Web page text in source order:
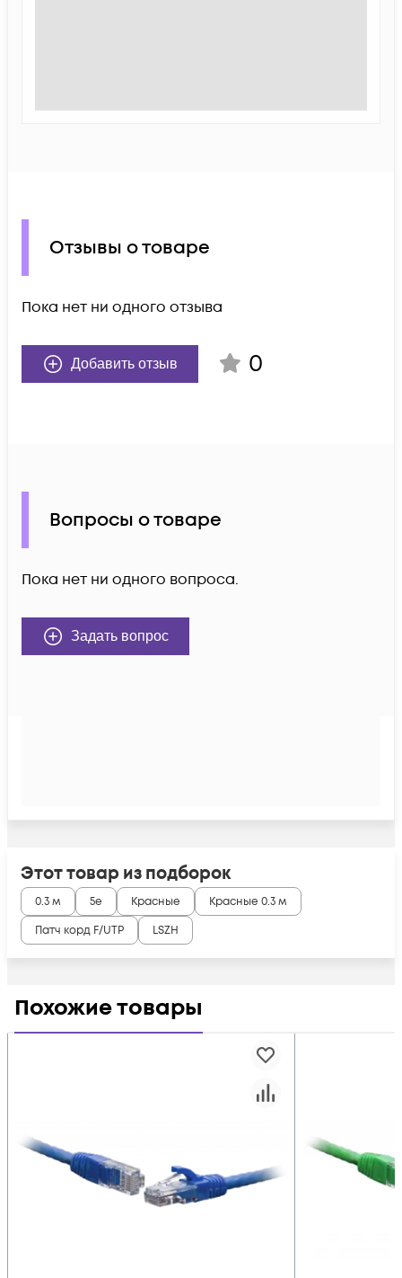
Отзывы о товаре
Пока нет ни одного отзыва
Добавить отзыв 0
Вопросы о товаре
Пока нет ни одного вопроса.
Задать вопрос
Этот товар из подборок
0.3 м 5e Красные
Красные 0.3 м
Патч корд F/UTP
LSZH
Похожие товары